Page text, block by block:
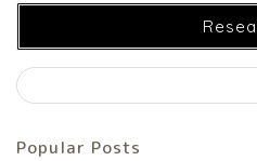
Popular Posts